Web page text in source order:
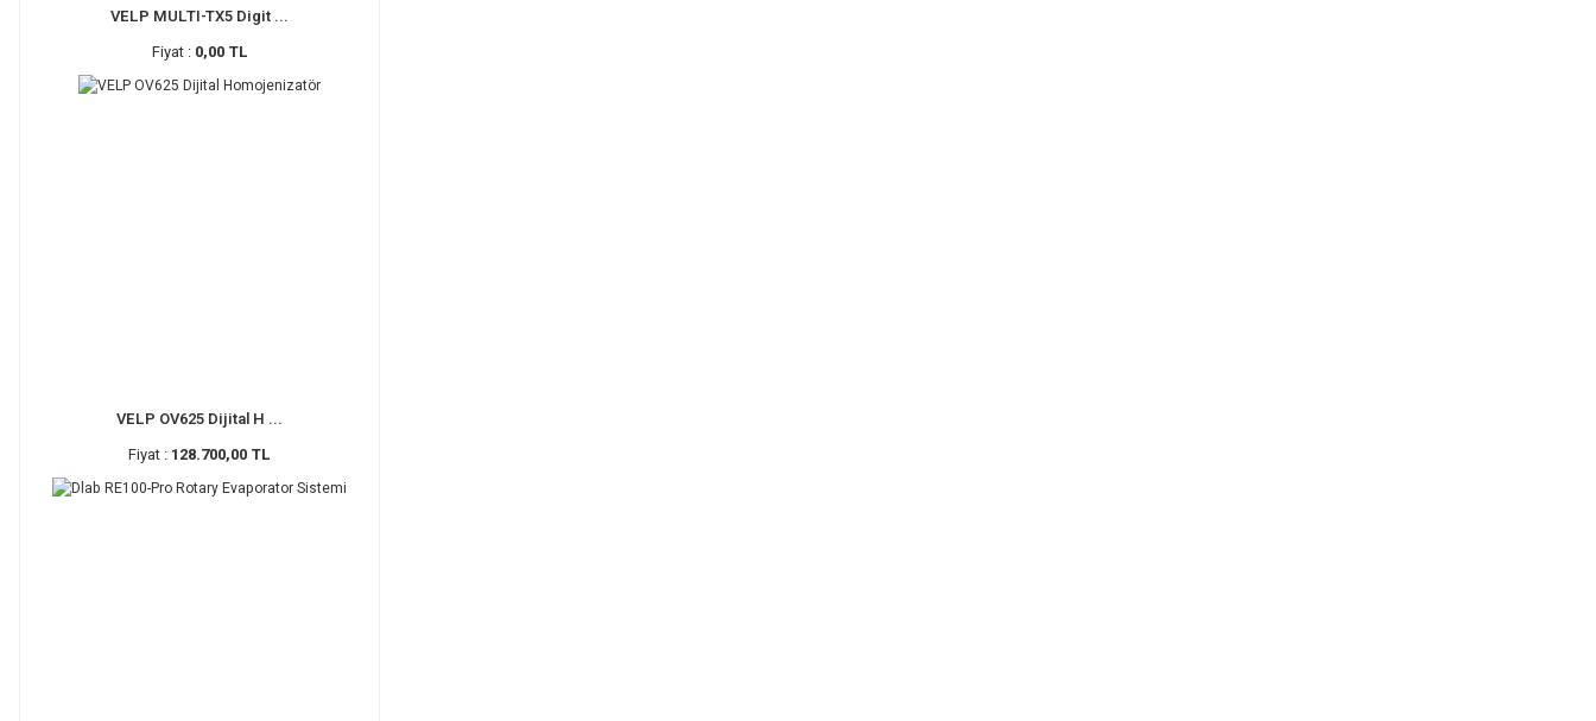
VELP MULTI-TX5 Digit ...
Fiyat : 0,00 TL
VELP OV625 Dijital H ...
Fiyat : 128.700,00 TL